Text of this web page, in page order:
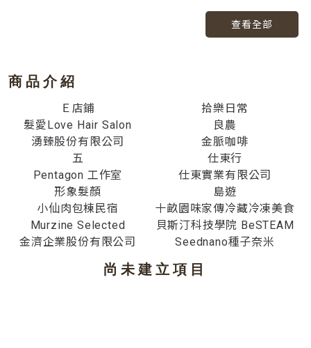
查看全部
商品介紹
Ｅ店鋪
拾樂日常
髮愛Love Hair Salon
良農
湧臻股份有限公司
金脈咖啡
五
仕東行
Pentagon 工作室
仕東實業有限公司
形象髮顏
島遊
小仙肉包棟民宿
十畝園味家傳冷藏冷凍美食
Murzine Selected
貝斯汀科技學院 BeSTEAM
金濟企業股份有限公司
Seednano種子奈米
尚未建立項目